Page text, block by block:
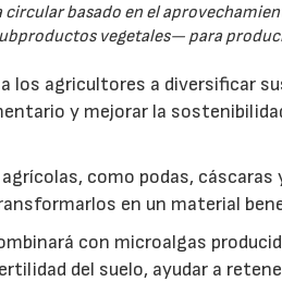
basado en el
vegetales— para
los agricultores a diversificar
y mejorar la
como podas,
en un material
con microalgas
del suelo, ayudar a